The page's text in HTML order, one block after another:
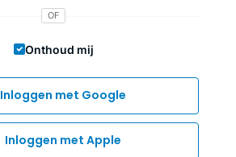
OF
Onthoud mij
Inloggen met Google
Inloggen met Apple